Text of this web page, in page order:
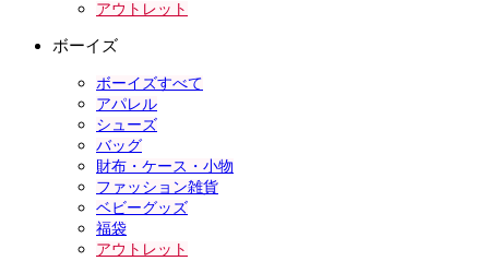
アウトレット
ボーイズ
ボーイズすべて
アパレル
シューズ
バッグ
財布・ケース・小物
ファッション雑貨
ベビーグッズ
福袋
アウトレット